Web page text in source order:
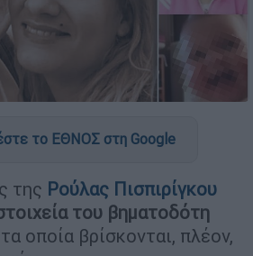
το ΕΘΝΟΣ στη Google
της Ρούλας Πισπιρίγκου
του βηματοδότη
τα οποία βρίσκονται, πλέον,